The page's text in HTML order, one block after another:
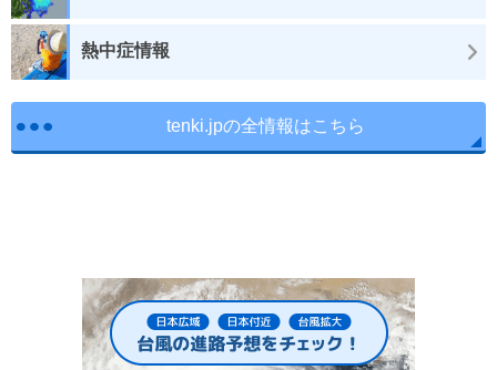
熱中症情報
tenki.jpの全情報はこちら